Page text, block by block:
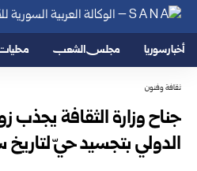
أخبار سوريا مجلس الشعب
ثقافة وفنون
جناح وزارة الثقافة
الدولي بتجسيد حيّ لتاريخ